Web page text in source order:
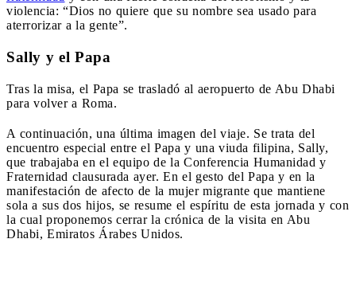
violencia: “Dios no quiere que su nombre sea usado para
aterrorizar a la gente”.
Sally y el Papa
Tras la misa, el Papa se trasladó al aeropuerto de Abu Dhabi
para volver a Roma.
A continuación, una última imagen del viaje. Se trata del
encuentro especial entre el Papa y una viuda filipina, Sally,
que trabajaba en el equipo de la Conferencia Humanidad y
Fraternidad clausurada ayer. En el gesto del Papa y en la
manifestación de afecto de la mujer migrante que mantiene
sola a sus dos hijos, se resume el espíritu de esta jornada y con
la cual proponemos cerrar la crónica de la visita en Abu
Dhabi, Emiratos Árabes Unidos.